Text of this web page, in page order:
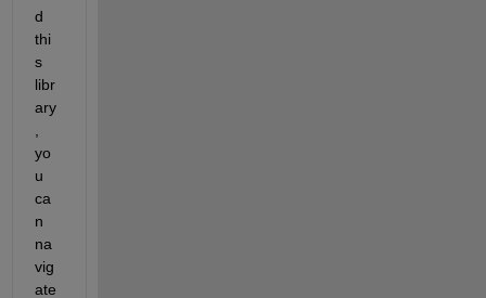
d
thi
s
libr
ary
,
yo
u
ca
n
na
vig
ate